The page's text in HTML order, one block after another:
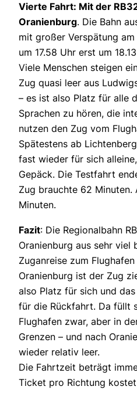
Vierte Fahrt: Mit der
Oranienburg. Die Bahn
mit großer Verspätung
um 17.58 Uhr erst um
Viele Menschen steigen
Zug quasi leer aus
– es ist also Platz für alle
Sprachen zu hören, die
nutzen den Zug vom
Spätestens ab
fast wieder für sich
Gepäck. Die Testfahrt
Zug brauchte 62
Minuten.
Fazit: Die Regionalbahn
Oranienburg aus sehr viel
Zuganreise zum
Oranienburg ist der Zug
also Platz für sich und
für die Rückfahrt. Da füllt
Flughafen zwar, aber in
Grenzen – und nach
wieder relativ leer.
Die Fahrtzeit beträgt
Ticket pro Richtung